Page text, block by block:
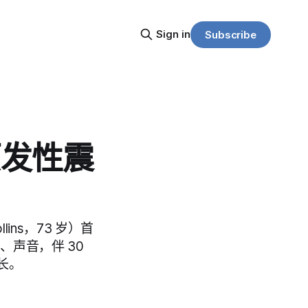
Sign in Subscribe
性震
，73 岁）首
声音，伴 30